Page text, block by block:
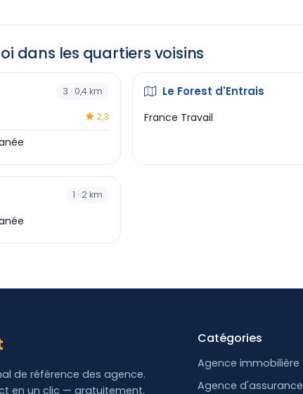
dans les quartiers voisins
3 · 0,4 km
2,3
Le Forest d'Entrais
France Travail
1 · 2 km
de référence des agence.
en un clic — gratuitement.
Catégories
Agence immobilière
Agence d'assurance